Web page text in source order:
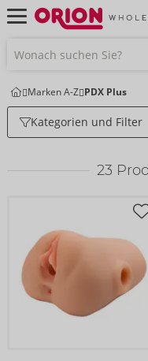
Marken A-Z PDX Plus
Kategorien und Filter
23